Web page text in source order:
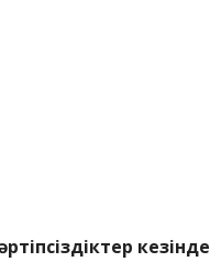
кезінде